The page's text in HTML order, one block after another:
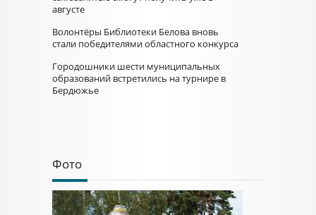
августе
Волонтёры Библиотеки Белова вновь
стали победителями областного конкурса
Городошники шести муниципальных
образований встретились на турнире в
Бердюжье
Фото